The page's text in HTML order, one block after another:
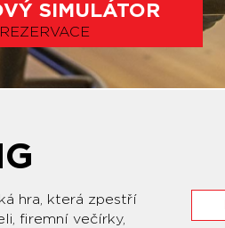
SIMULÁTOR
REZERVACE
hra, která zpestří
firemní večírky,